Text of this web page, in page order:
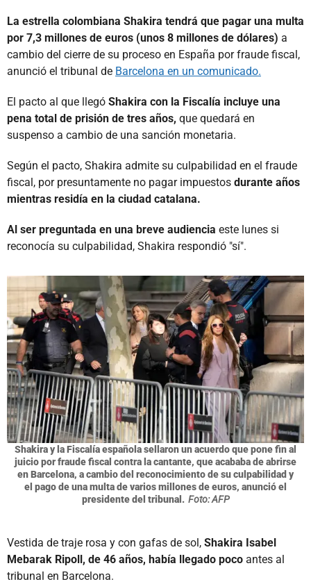
La estrella colombiana Shakira tendrá que pagar una multa
por 7,3 millones de euros (unos 8 millones de dólares) a
cambio del cierre de su proceso en España por fraude fiscal,
anunció el tribunal de Barcelona en un comunicado.
El pacto al que llegó Shakira con la Fiscalía incluye una
pena total de prisión de tres años, que quedará en
suspenso a cambio de una sanción monetaria.
Según el pacto, Shakira admite su culpabilidad en el fraude
fiscal, por presuntamente no pagar impuestos durante años
mientras residía en la ciudad catalana.
Al ser preguntada en una breve audiencia este lunes si
reconocía su culpabilidad, Shakira respondió "sí".
Shakira y la Fiscalía española sellaron un acuerdo que pone fin al
juicio por fraude fiscal contra la cantante, que acababa de abrirse
en Barcelona, a cambio del reconocimiento de su culpabilidad y
el pago de una multa de varios millones de euros, anunció el
presidente del tribunal. Foto: AFP
Vestida de traje rosa y con gafas de sol, Shakira Isabel
Mebarak Ripoll, de 46 años, había llegado poco antes al
tribunal en Barcelona.